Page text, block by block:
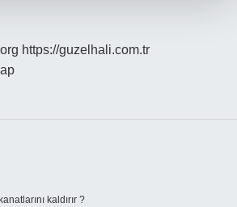
https://guzelhali.com.tr
kaldırır ?